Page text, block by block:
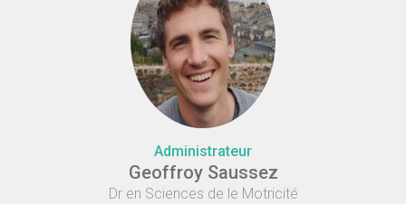
Administrateur
Geoffroy Saussez
Dr en Sciences de le Motricité